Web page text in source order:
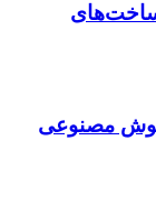
هوش مصنوعی